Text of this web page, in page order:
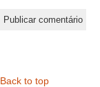
Back to top